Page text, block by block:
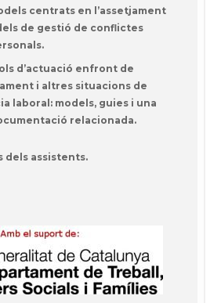
centrats en l’assetjament
de gestió de conflictes
d’actuació enfront de
i altres situacions de
laboral: models, guies i una
relacionada.
dels assistents.